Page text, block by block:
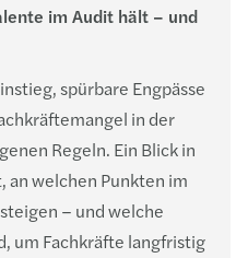
im Audit hält – und
spürbare Engpässe
in der
Regeln. Ein Blick in
welchen Punkten im
– und welche
um Fachkräfte langfristig